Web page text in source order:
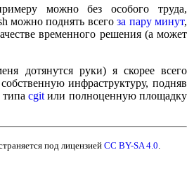
можно без особого труда,
можно поднять всегоза пару минут,
временного решения (а может
дотянутся руки) я скорее всего
инфраструктуру, подняв
cgit или полноценную площадку
под лицензией CC BY-SA 4.0